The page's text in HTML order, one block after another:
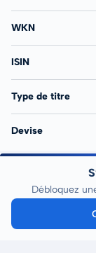
WKN
ISIN
Type de titre
Devise
Débloquez